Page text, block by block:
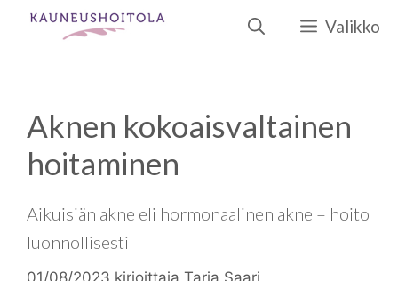
Siirry
Valikko
Aknen kokoaisvaltainen
hoitaminen
Aikuisiän akne eli hormonaalinen akne – hoito
luonnollisesti
01/08/2023 kirjoittaja Tarja Saari